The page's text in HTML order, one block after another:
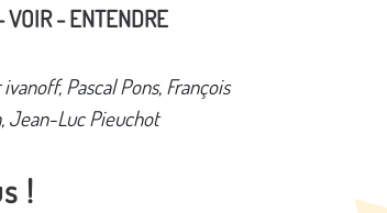
VOIR - ENTENDRE
Pascal Pons, François
Jean-Luc Pieuchot
!